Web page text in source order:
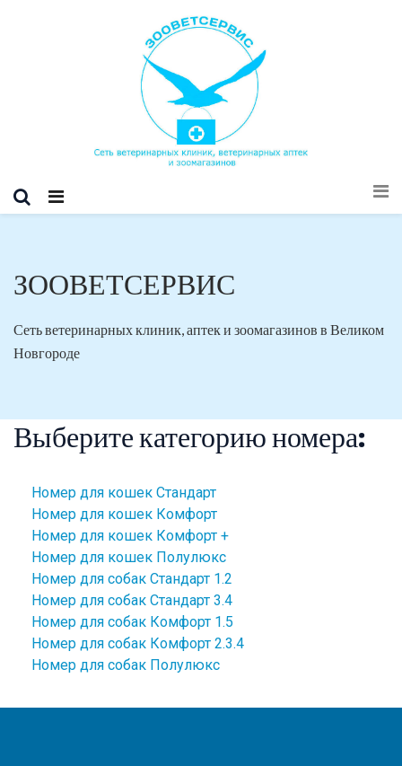
ЗООВЕТСЕРВИС
Сеть ветеринарных клиник, аптек и зоомагазинов в Великом
Новгороде
Выберите категорию номера:
Номер для кошек Стандарт
Номер для кошек Комфорт
Номер для кошек Комфорт +
Номер для кошек Полулюкс
Номер для собак Стандарт 1.2
Номер для собак Стандарт 3.4
Номер для собак Комфорт 1.5
Номер для собак Комфорт 2.3.4
Номер для собак Полулюкс